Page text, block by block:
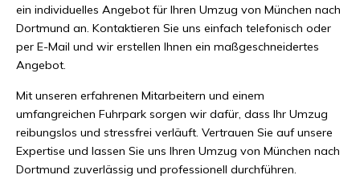
ein individuelles Angebot für Ihren Umzug von München nach
Dortmund an. Kontaktieren Sie uns einfach telefonisch oder
per E-Mail und wir erstellen Ihnen ein maßgeschneidertes
Angebot.
Mit unseren erfahrenen Mitarbeitern und einem
umfangreichen Fuhrpark sorgen wir dafür, dass Ihr Umzug
reibungslos und stressfrei verläuft. Vertrauen Sie auf unsere
Expertise und lassen Sie uns Ihren Umzug von München nach
Dortmund zuverlässig und professionell durchführen.